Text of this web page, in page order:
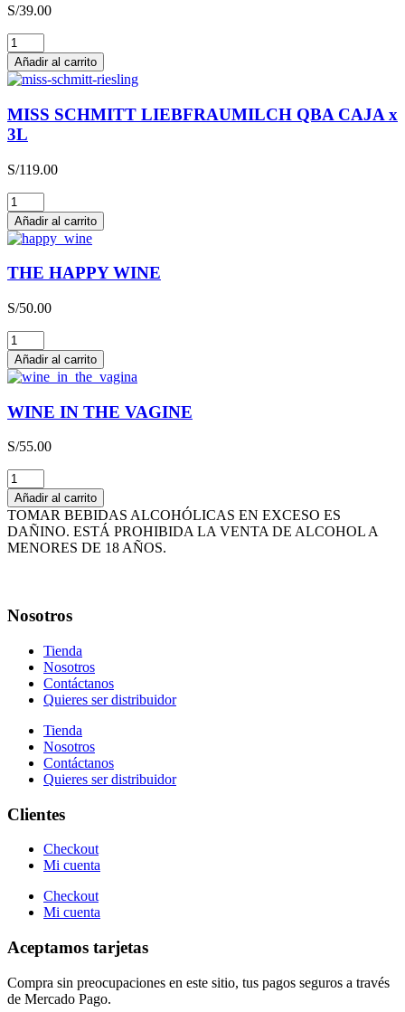
S/39.00
JAGERSCHOPPEN
SCHMITT
SÖHNE
cantidad
Añadir al carrito
MISS SCHMITT LIEBFRAUMILCH QBA CAJA x
3L
S/119.00
MISS
SCHMITT
LIEBFRAUMILCH
QBA
CAJA
x
cantidad
Añadir al carrito
THE HAPPY WINE
S/50.00
THE
HAPPY
WINE
cantidad
Añadir al carrito
WINE IN THE VAGINE
S/55.00
WINE
IN
THE
VAGINE
cantidad
Añadir al carrito
TOMAR BEBIDAS ALCOHÓLICAS EN EXCESO ES
DAÑINO. ESTÁ PROHIBIDA LA VENTA DE ALCOHOL A
MENORES DE 18 AÑOS.
Nosotros
Tienda
Nosotros
Contáctanos
Quieres ser distribuidor
Tienda
Nosotros
Contáctanos
Quieres ser distribuidor
Clientes
Checkout
Mi cuenta
Checkout
Mi cuenta
Aceptamos tarjetas
Compra sin preocupaciones en este sitio, tus pagos seguros a través
de Mercado Pago.